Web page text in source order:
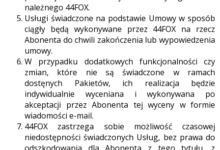
należnego 44FOX.
Usługi świadczone na podstawie Umowy w sposób
ciągły będą wykonywane przez 44FOX na rzecz
Abonenta do chwili zakończenia lub wypowiedzenia
umowy.
W przypadku dodatkowych funkcjonalności czy
zmian, które nie są świadczone w ramach
dostęnych Pakietów, ich realizacja będzie
indywidualnie wyceniana i wykonywana po
akceptacji przez Abonenta tej wyceny w formie
wiadomości e-mail.
44FOX zastrzega sobie możliwość czasowej
niedostępności świadczonych Usług, bez prawa do